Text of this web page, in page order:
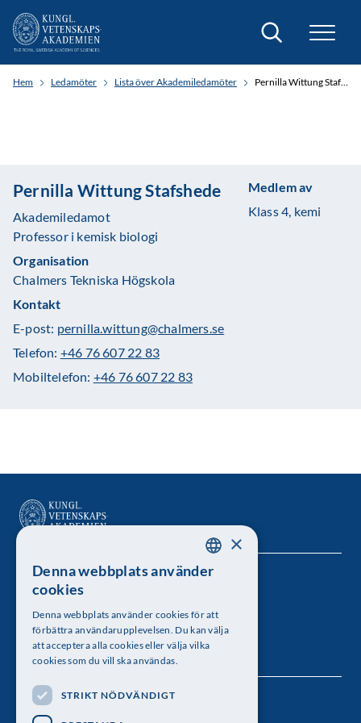
Sök
Hem Ledamöter Lista över Akademiledamöter Pernilla Wittung Stafshede
Pernilla Wittung Stafshede
Akademiledamot
Professor i kemisk biologi
Organisation
Chalmers Tekniska Högskola
Medlem av
Klass 4, kemi
Kontakt
E-post: pernilla.wittung@chalmers.se
Telefon: +46 76 607 22 83
Mobiltelefon: +46 76 607 22 83
Kungl. Vetenskapsakademien
Besöksadress: Lilla Frescativägen 4A
Telefon: 08-673 95 00
Följ oss
SWEDISH
×
Denna webbplats använder
cookies
Denna webbplats använder cookies för att
förbättra användarupplevelsen. Du kan välja
att acceptera alla cookies eller välja vilka
cookies som du vill ska användas.
STRIKT NÖDVÄNDIGT